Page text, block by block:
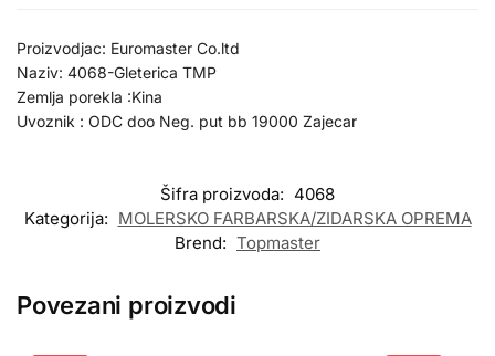
Proizvodjac: Euromaster Co.ltd
Naziv: 4068-Gleterica TMP
Zemlja porekla :Kina
Uvoznik : ODC doo Neg. put bb 19000 Zajecar
Šifra proizvoda: 4068
Kategorija: MOLERSKO FARBARSKA/ZIDARSKA OPREMA
Brend: Topmaster
Povezani proizvodi